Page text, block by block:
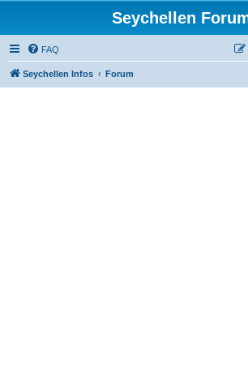
Seychellen
FAQ
Seychellen Infos Forum